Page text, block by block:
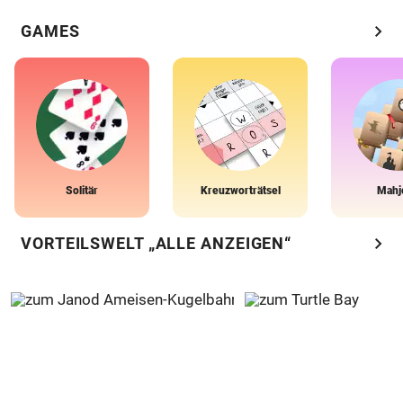
GAMES chevron_right
Solitär Kreuzworträtsel
VORTEILSWELT „ALLE ANZEIGEN“ chevron_right